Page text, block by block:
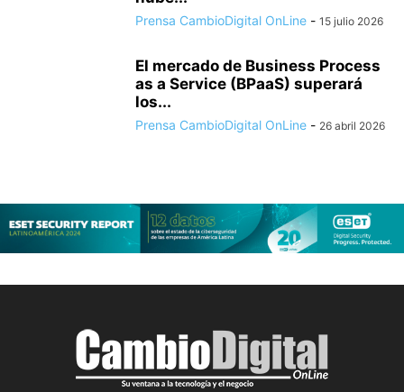
Prensa CambioDigital OnLine - 15 julio 2026
El mercado de Business Process
as a Service (BPaaS) superará
los...
Prensa CambioDigital OnLine - 26 abril 2026